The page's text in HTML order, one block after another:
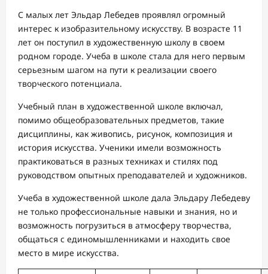
С малых лет Эльдар Лебедев проявлял огромный
интерес к изобразительному искусству. В возрасте 11
лет он поступил в художественную школу в своем
родном городе. Учеба в школе стала для него первым
серьезным шагом на пути к реализации своего
творческого потенциала.
Учебный план в художественной школе включал,
помимо общеобразовательных предметов, такие
дисциплины, как живопись, рисунок, композиция и
история искусства. Ученики имели возможность
практиковаться в разных техниках и стилях под
руководством опытных преподавателей и художников.
Учеба в художественной школе дала Эльдару Лебедеву
не только профессиональные навыки и знания, но и
возможность погрузиться в атмосферу творчества,
общаться с единомышленниками и находить свое
место в мире искусства.